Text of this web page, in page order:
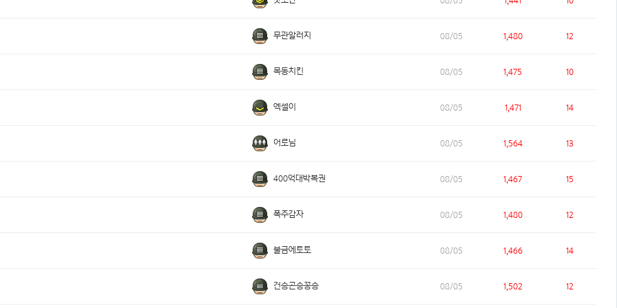
무관알러지 08/05 1,480 12
목동치킨 08/05 1,475 10
엑셀이 08/05 1,471 14
어로님 08/05 1,564 13
400억대박복권 08/05 1,467 15
폭주감자 08/05 1,480 12
불금에토토 08/05 1,466 14
건승곤승꽁승 08/05 1,502 12